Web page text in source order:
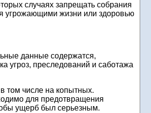
случаях запрещать собрания
угрожающими жизни или здоровью
данные содержатся,
угроз, преследований и саботажа
том числе на копытных.
для предотвращения
ущерб был серьезным.